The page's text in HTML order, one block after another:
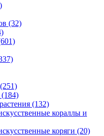
(32)
(132)
кораллы и
коряги (20)